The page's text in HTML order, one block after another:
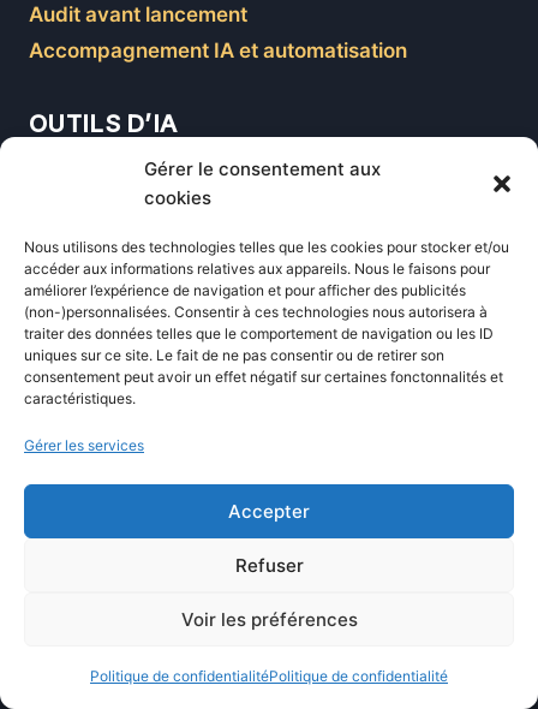
Gérer le consentement aux
cookies
Nous utilisons des technologies telles que les cookies pour stocker et/ou
accéder aux informations relatives aux appareils. Nous le faisons pour
améliorer l’expérience de navigation et pour afficher des publicités
(non-)personnalisées. Consentir à ces technologies nous autorisera à
traiter des données telles que le comportement de navigation ou les ID
uniques sur ce site. Le fait de ne pas consentir ou de retirer son
consentement peut avoir un effet négatif sur certaines fonctonnalités et
caractéristiques.
Gérer les services
Accepter
Refuser
Voir les préférences
Politique de confidentialitéPolitique de confidentialité
Audit avant lancement
Accompagnement IA et automatisation
OUTILS D’IA
Mistral AI
DeepSeek
Grok AI
DALL-E
Midjourney
Google Gemini
Astuces et solutions